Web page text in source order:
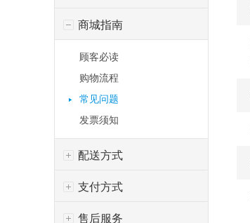
商城指南
顾客必读
购物流程
常见问题
发票须知
配送方式
支付方式
售后服务